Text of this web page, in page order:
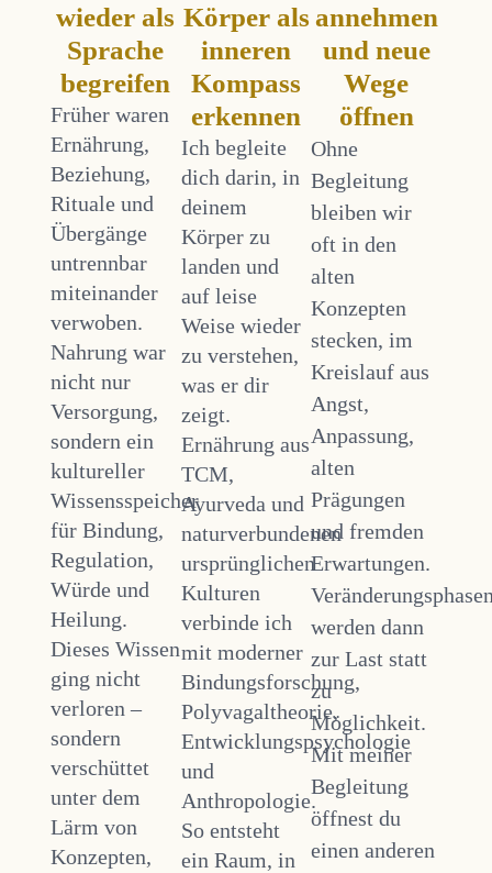
wieder als
Sprache
begreifen
Früher waren
Ernährung,
Beziehung,
Rituale und
Übergänge
untrennbar
miteinander
verwoben.
Nahrung war
nicht nur
Versorgung,
sondern ein
kultureller
Wissensspeicher
für Bindung,
Regulation,
Würde und
Heilung.
Dieses Wissen
ging nicht
verloren –
sondern
verschüttet
unter dem
Lärm von
Konzepten,
Körper als
inneren
Kompass
erkennen
Ich begleite
dich darin, in
deinem
Körper zu
landen und
auf leise
Weise wieder
zu verstehen,
was er dir
zeigt.
Ernährung aus
TCM,
Ayurveda und
naturverbundenen
ursprünglichen
Kulturen
verbinde ich
mit moderner
Bindungsforschung,
Polyvagaltheorie,
Entwicklungspsychologie
und
Anthropologie.
So entsteht
ein Raum, in
annehmen
und neue
Wege
öffnen
Ohne
Begleitung
bleiben wir
oft in den
alten
Konzepten
stecken, im
Kreislauf aus
Angst,
Anpassung,
alten
Prägungen
und fremden
Erwartungen.
werden dann
zur Last statt
zu
Möglichkeit.
Mit meiner
Begleitung
öffnest du
einen anderen